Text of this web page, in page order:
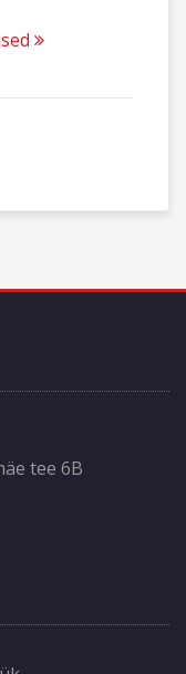
tee 6B